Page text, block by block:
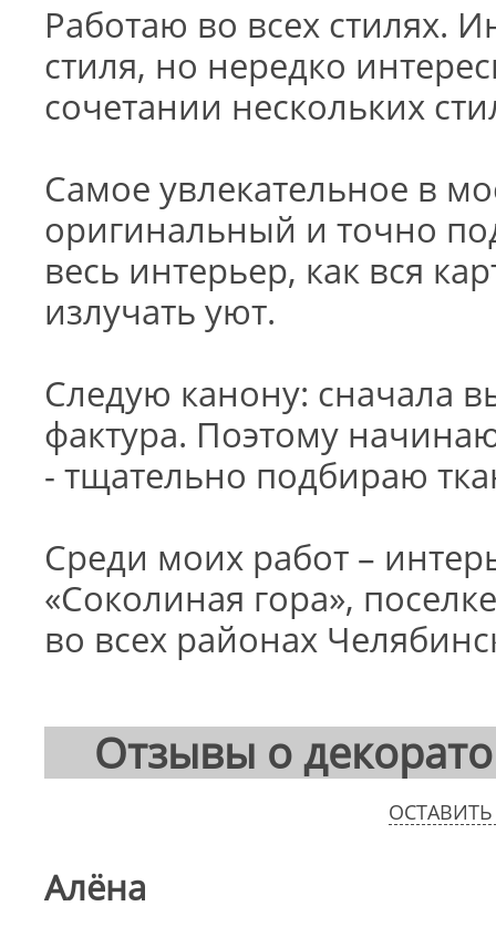
Работаю во всех стилях.
стиля, но нередко
сочетании нескольких
Самое увлекательное в
оригинальный и точно
весь интерьер, как вся
излучать уют.
Следую канону: сначала
фактура. Поэтому
- тщательно подбираю
Среди моих работ –
«Соколиная гора»,
во всех районах
Отзывы о
Алёна